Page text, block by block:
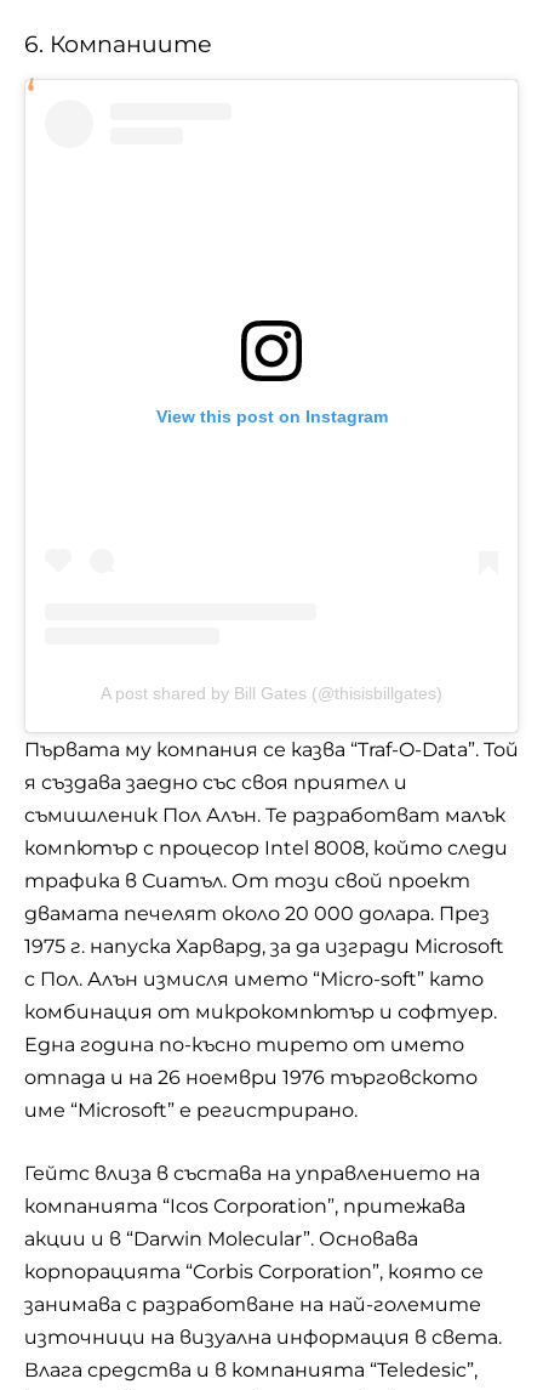
6. Компаниите
View this post on Instagram
A post shared by Bill Gates (@thisisbillgates)
Първата му компания се казва “Traf-O-Data”. Той
я създава заедно със своя приятел и
съмишленик Пол Алън. Те разработват малък
компютър с процесор Intel 8008, който следи
трафика в Сиатъл. От този свой проект
двамата печелят около 20 000 долара. През
1975 г. напуска Харвард, за да изгради Microsoft
с Пол. Алън измисля името “Micro-soft” като
комбинация от микрокомпютър и софтуер.
Една година по-късно тирето от името
отпада и на 26 ноември 1976 търговското
име “Microsoft” е регистрирано.
Гейтс влиза в състава на управлението на
компанията “Icos Corporation”, притежава
акции и в “Darwin Molecular”. Основава
корпорацията “Corbis Corporation”, която се
занимава с разработване на най-големите
източници на визуална информация в света.
Влага средства и в компанията “Teledesic”,